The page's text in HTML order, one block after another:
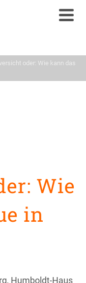
dem
oder: Wie kann das
Wie
in
Humboldt-Haus